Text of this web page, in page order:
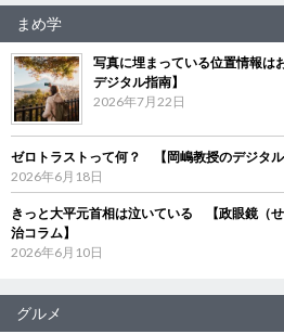
まめ学
写真に埋まっている位置情報
デジタル指南】
2026年7月22日
ゼロトラストって何？ 【岡嶋教授のデジタル
2026年6月18日
きっと大平元首相は泣いている 【政眼鏡（
治コラム】
2026年6月10日
グルメ